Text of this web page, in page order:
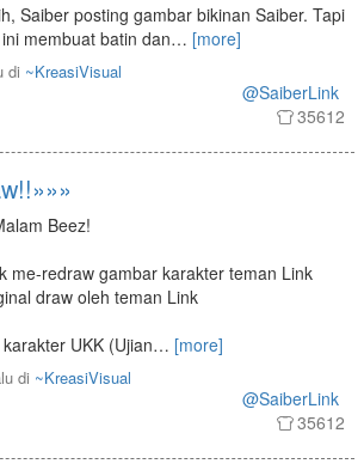
Saiber posting gambar bikinan Saiber. Tapi
membuat batin dan… [more]
di ~KreasiVisual
@SaiberLink
35612
Beez!
me-redraw gambar karakter teman Link
draw oleh teman Link
UKK (Ujian… [more]
di ~KreasiVisual
@SaiberLink
35612